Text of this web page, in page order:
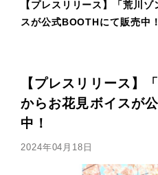
【プレスリリース】「荒川
スが公式BOOTHにて販売中！
【プレスリリース】
からお花見ボイスが
中！
2024年04月18日